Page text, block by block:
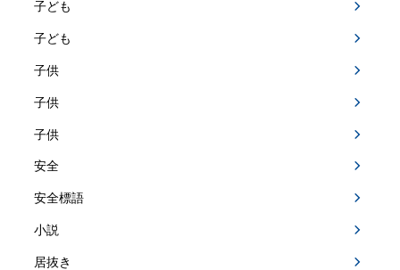
子ども
子ども
子供
子供
子供
安全
安全標語
小説
居抜き